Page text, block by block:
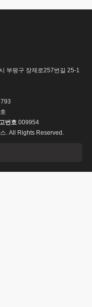
부평구 장제로257번길 25-1
번호 009954
. All Rights Reserved.